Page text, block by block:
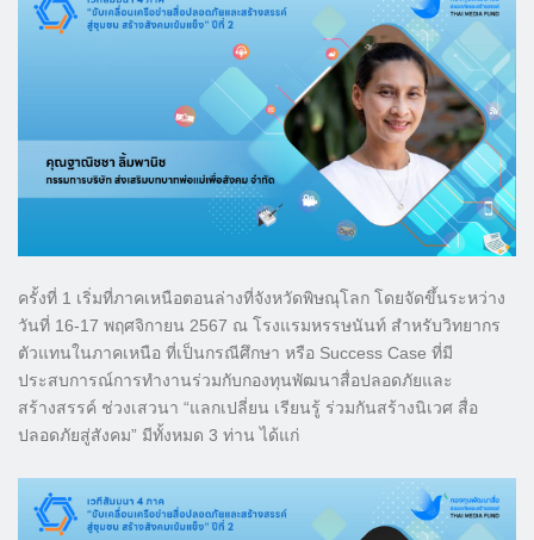
ครั้งที่ 1 เริ่มที่ภาคเหนือตอนล่างที่จังหวัดพิษณุโลก โดยจัดขึ้นระหว่าง
วันที่ 16-17 พฤศจิกายน 2567 ณ โรงแรมหรรษนันท์ สำหรับวิทยากร
ตัวแทนในภาคเหนือ ที่เป็นกรณีศึกษา หรือ Success Case ที่มี
ประสบการณ์การทำงานร่วมกับกองทุนพัฒนาสื่อปลอดภัยและ
สร้างสรรค์ ช่วงเสวนา “แลกเปลี่ยน เรียนรู้ ร่วมกันสร้างนิเวศ สื่อ
ปลอดภัยสู่สังคม” มีทั้งหมด 3 ท่าน ได้แก่